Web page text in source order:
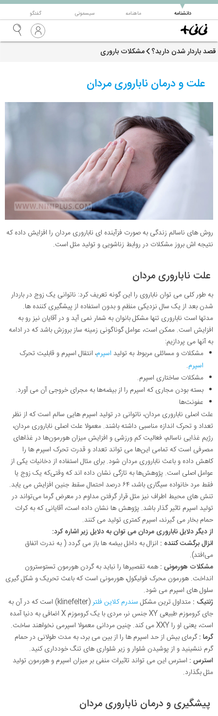
دانشنامه
▼ ماهنامه سیسمونی گفتگو
قصد باردار شدن دارید؟ مشکلات باروری
علت و درمان ناباروری مردان
روش‌ های ناسالم زندگی به صورت فزآینده ‌ای ناباروری مردان را افزایش داده که
نتیجه اش بروز مشکلات در روابط زناشویی و تولید مثل است.
علت ناباروری مردان
به طور کلی می ‌توان ناباروی را این گونه تعریف کرد: ناتوانی یک زوج در باردار
شدن بعد از یک‌ سال نزدیکی منظم و بدون استفاده از پیشگیری‌ کننده ‌ها.
مدتها است ناباروری تنها مشکل بانوان به شمار نمی آید و در آقایان نیز رو به
افزایش است. ممکن است، عوامل گوناگونی زمینه ساز بروزش باشد که در ادامه
به آنها می پردازیم:
مشکلات و مسائلی مربوط به تولید اسپرم، انتقال اسپرم و قابلیت تحرک
اسپرم.
مشکلات ساختاری اسپرم.
بسته بودن مجاری که اسپرم را از بیضه‌ها به مجرای خروجی آن می ‌آورد.
عفونت‌ها
علت اصلی ناباروری مردان، ناتوانی در تولید اسپرم‌ هایی سالم است که از نظر
تعداد و تحرک اندازه مناسبی داشته باشند. معمولا علت اصلی ناباروری مردان،
رژیم غذایی ناسالم، فعالیت کم ورزشی و افزایش میزان هورمون‌ها در غذاهای
مصرفی است که تمامی این‌ها می‌ تواند تعداد و قدرت تحرک اسپرم ها را
کاهش داده و باعث ناباروری مردان شود. برای مثال استفاده از دخانیات یکی از
عوامل اصلی است. پژوهش‌ها به تازگی نشان داده اند که وقتی‌که یک زوج یا
فقط مرد خانواده سیگاری باشد، ۶۴ درصد احتمال سقط جنین افزایش می ‌یابد
.
تنش‌ های محیط اطراف نیز مثل قرار گرفتن مداوم در معرض گرما می‌تواند در
تولید اسپرم تاثیر گذار باشد. پژوهش‌ ها نشان داده است، آقایانی که به کرات
حمام بخار می گیرند، اسپرم کمتری تولید می ‌کنند.
از دیگر دلایل ناباروری مردان می توان به دلایل زیر اشاره کرد:
انزال برگشت کننده : انزال به داخل بیضه‌ ها باز می‌ گردد ( به ندرت اتفاق
می‌افتد).
مشکلات هورمونی : همه تقصیرها را نباید به گردن هورمون تستوسترون
انداخت. هورمون محرک فولیکول، هورمونی است که باعث تحریک و شکل ‌گیری
سلول‌ های اسپرم می ‌شود.
ژنتیک : متداول ‌ترین مشکل سندرم کلاین فلتر (
klinefelter) است که در آن به
جای کروموزم طبیعی XYجنس نر، مردی با یک کروموزم X اضافی به دنیا آمده
است، یعنی او راXXYمی‌ کند. چنین مردانی معمولا اسپرمی نخواهند ساخت.
گرما :گرمای بیش از حد اسپرم ها را از بین می‌ برد، به مدت طولانی در حمام
گرم ننشینید و از پوشیدن شلوار و زیر شلواری ‌های تنگ خودداری کنید.
استرس : استرس این می‌ تواند تاثیرات منفی بر میزان اسپرم و هورمون‌ تولید
مثل بگذارد.
پیشگیری و درمان ناباروری مردان